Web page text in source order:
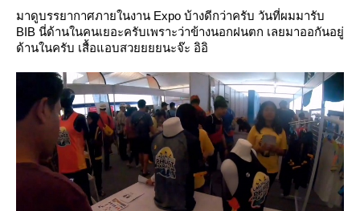
มาดูบรรยากาศภายในงาน Expo บ้างดีกว่าครับ วันที่ผมมารับ
BIB นี่ด้านในคนเยอะครับเพราะว่าข้างนอกฝนตก เลยมาออกันอยู่
ด้านในครับ เสื้อแอบสวยยยยนะจ๊ะ อิอิ